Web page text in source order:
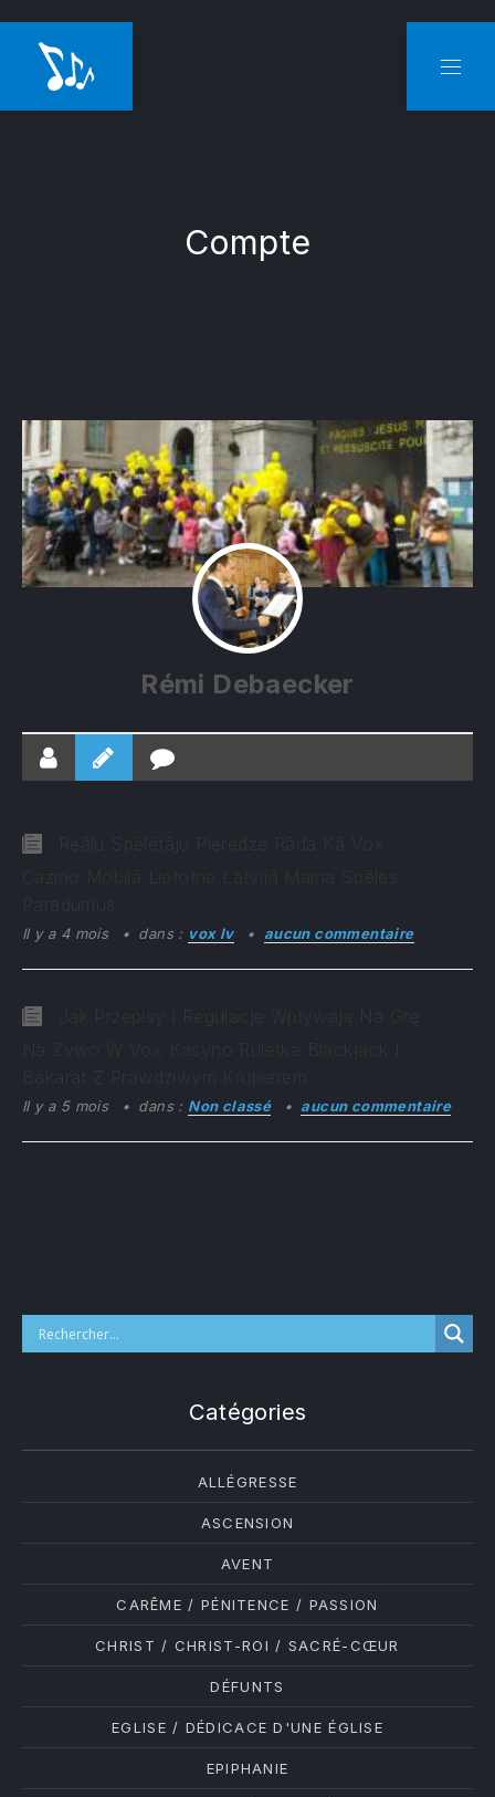
Compte
Rémi Debaecker
Il y a 4 mois dans : vox lv aucun commentaire
Il y a 5 mois dans : Non classé aucun commentaire
Catégories
ALLÉGRESSE
ASCENSION
AVENT
CARÊME / PÉNITENCE / PASSION
CHRIST / CHRIST-ROI / SACRÉ-CŒUR
DÉFUNTS
EGLISE / DÉDICACE D'UNE ÉGLISE
EPIPHANIE